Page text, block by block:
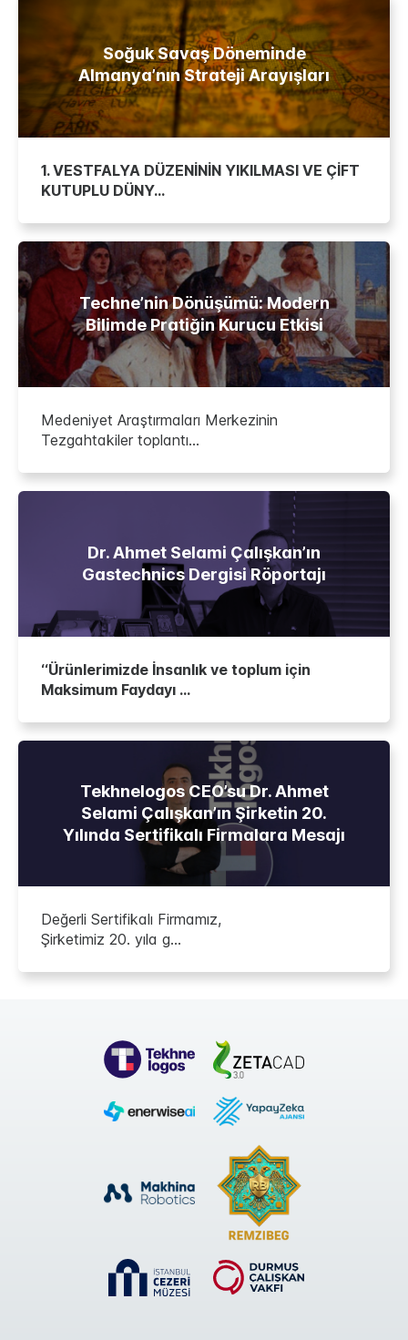
Soğuk Savaş Döneminde
Almanya’nın Strateji Arayışları
1. VESTFALYA DÜZENİNİN YIKILMASI VE ÇİFT
KUTUPLU DÜNY...
Techne’nin Dönüşümü: Modern
Bilimde Pratiğin Kurucu Etkisi
Medeniyet Araştırmaları Merkezinin
Tezgahtakiler toplantı...
Dr. Ahmet Selami Çalışkan’ın
Gastechnics Dergisi Röportajı
‘‘Ürünlerimizde İnsanlık ve toplum için
Maksimum Faydayı ...
Tekhnelogos CEO’su Dr. Ahmet
Selami Çalışkan’ın Şirketin 20.
Yılında Sertifikalı Firmalara Mesajı
Değerli Sertifikalı Firmamız,
Şirketimiz 20. yıla g...